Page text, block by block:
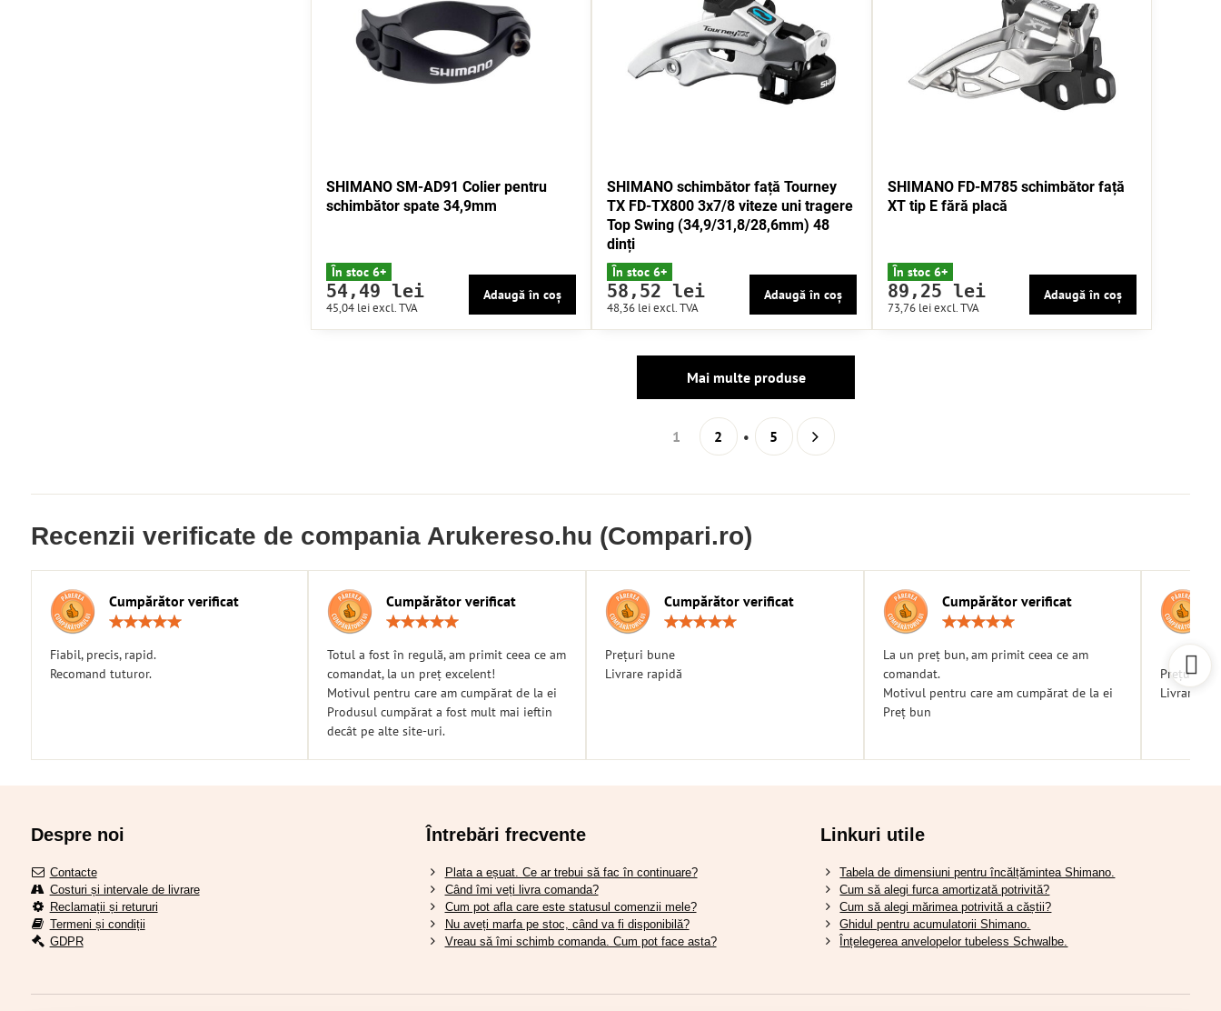
SHIMANO SM-AD91 Colier pentru
schimbător spate 34,9mm
În stoc 6+
54,49 lei
45,04 leiexcl. TVA
Adaugă în coș
SHIMANO schimbător față Tourney
TX FD-TX800 3x7/8 viteze uni tragere
Top Swing (34,9/31,8/28,6mm) 48
dinți
În stoc 6+
58,52 lei
48,36 leiexcl. TVA
Adaugă în coș
SHIMANO FD-M785 schimbător față
XT tip E fără placă
În stoc 6+
89,25 lei
73,76 leiexcl. TVA
Adaugă în coș
Mai multe produse
1 2 5
Recenzii verificate de compania Arukereso.hu (Compari.ro)
Cumpărător verificat
Fiabil, precis, rapid.
Recomand tuturor.
Cumpărător verificat
/
5
Totul a fost în regulă, am primit ceea ce am
comandat, la un preț excelent!
Motivul pentru care am cumpărat de la ei
Produsul cumpărat a fost mult mai ieftin
decât pe alte site-uri.
Cumpărător verificat
Prețuri bune
Livrare rapidă
Cumpărător verificat
/
5
La un preț bun, am primit ceea ce am
comandat.
Motivul pentru care am cumpărat de la ei
Preț bun
Prețuri
Livrare
Despre noi
Contacte
Costuri și intervale de livrare
Reclamații și retururi
Termeni și condiții
GDPR
Întrebări frecvente
Plata a eșuat. Ce ar trebui să fac în continuare?
Când îmi veți livra comanda?
Cum pot afla care este statusul comenzii mele?
Nu aveți marfa pe stoc, când va fi disponibilă?
Vreau să îmi schimb comanda. Cum pot face asta?
Linkuri utile
Tabela de dimensiuni pentru încălțămintea Shimano.
Cum să alegi furca amortizată potrivită?
Cum să alegi mărimea potrivită a căștii?
Ghidul pentru acumulatorii Shimano.
Înțelegerea anvelopelor tubeless Schwalbe.